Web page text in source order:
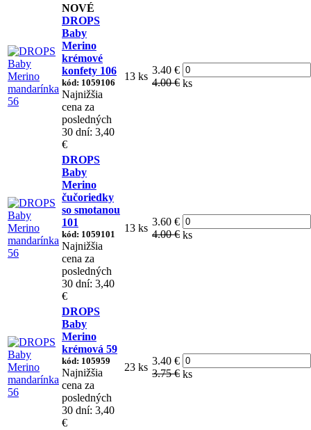
NOVÉ
DROPS
Baby
Merino
krémové
konfety 106
kód: 1059106
Najnižšia
cena za
posledných
30 dní: 3,40
€
13 ks
3.40 €
4.00 € ks
DROPS
Baby
Merino
čučoriedky
so smotanou
101
kód: 1059101
Najnižšia
cena za
posledných
30 dní: 3,40
€
13 ks
3.60 €
4.00 € ks
DROPS
Baby
Merino
krémová 59
kód: 105959
Najnižšia
cena za
posledných
30 dní: 3,40
€
23 ks
3.40 €
3.75 € ks